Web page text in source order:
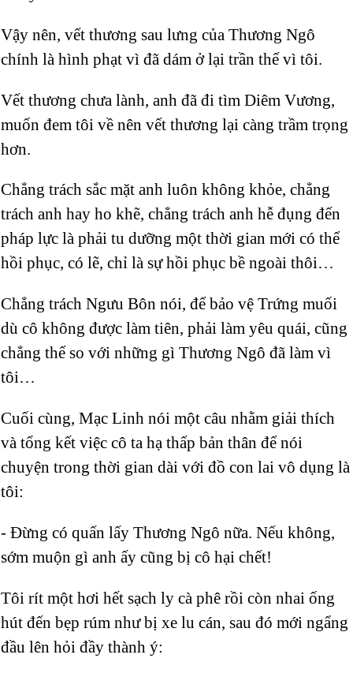
Vậy nên, vết thương sau lưng của Thương Ngô
chính là hình phạt vì đã dám ở lại trần thế vì tôi.
Vết thương chưa lành, anh đã đi tìm Diêm Vương,
muốn đem tôi về nên vết thương lại càng trầm trọng
hơn.
Chẳng trách sắc mặt anh luôn không khỏe, chẳng
trách anh hay ho khẽ, chẳng trách anh hễ đụng đến
pháp lực là phải tu dưỡng một thời gian mới có thể
hồi phục, có lẽ, chỉ là sự hồi phục bề ngoài thôi…
Chẳng trách Ngưu Bôn nói, để bảo vệ Trứng muối
dù cô không được làm tiên, phải làm yêu quái, cũng
chẳng thể so với những gì Thương Ngô đã làm vì
tôi…
Cuối cùng, Mạc Linh nói một câu nhằm giải thích
và tổng kết việc cô ta hạ thấp bản thân để nói
chuyện trong thời gian dài với đồ con lai vô dụng là
tôi:
- Đừng có quấn lấy Thương Ngô nữa. Nếu không,
sớm muộn gì anh ấy cũng bị cô hại chết!
Tôi rít một hơi hết sạch ly cà phê rồi còn nhai ống
hút đến bẹp rúm như bị xe lu cán, sau đó mới ngẩng
đầu lên hỏi đầy thành ý: